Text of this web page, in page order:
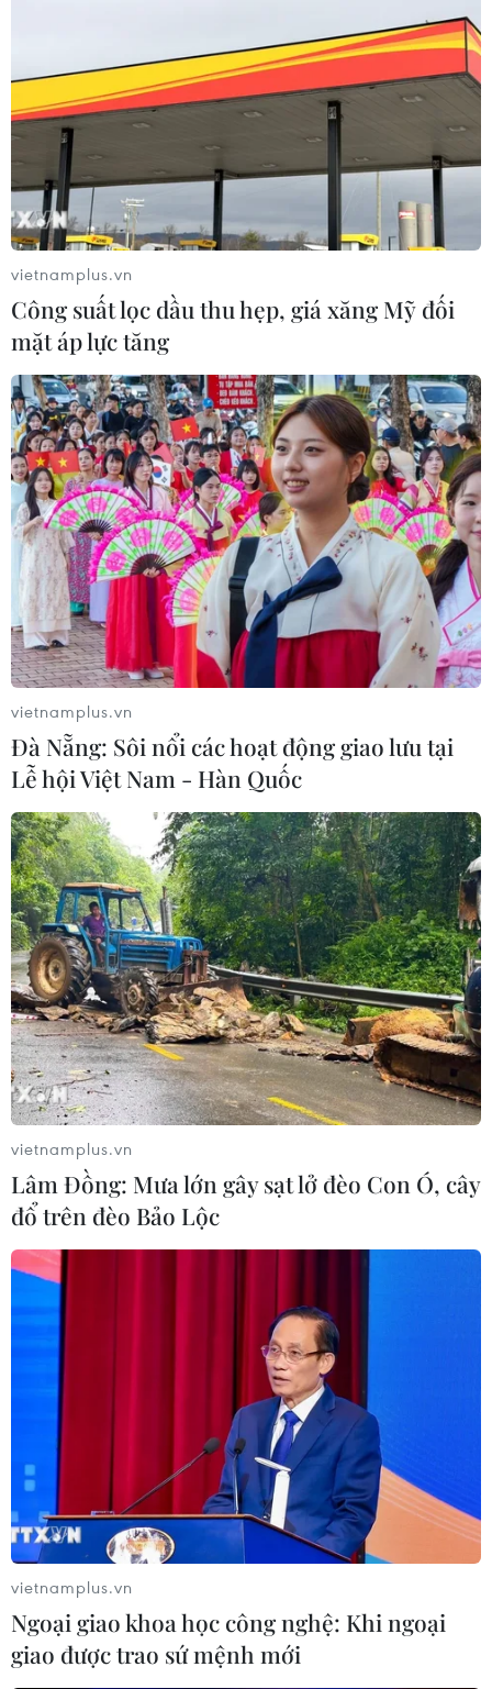
Gazprom tăng hơn 30% lượng khí đốt xuất
khẩu trong quý 1 năm 2021
03/04/2021 02:39
Nguồn cung cấp khí đốt của Nga cho Thổ Nhĩ Kỳ đã
tăng 106,6%, Đức tăng 33,3%, Ba Lan tăng 18,5%,
Serbia tăng 71,3%, Phần Lan tăng 67,3%, Romania tăng
90,4%, Bulgaria tăng 52,4%, Hy Lạp tăng 23,4%.
Mỹ có thể giảm thiểu tác động của dự án
Dòng chảy phương Bắc 2
09/06/2021 04:55
Ngoại trưởng Mỹ Blinken nhấn mạnh chính quyền Tổng
thống Mỹ Joe Biden có thể sẽ áp đặt thêm các biện
pháp trừng phạt nhằm vào những thực thể liên quan
đến dự án Dòng chảy phương Bắc 2.
Ngoại trưởng Nga khẳng định thiện chí
giải quyết bất đồng với Đức
10/06/2021 04:42
Ngoại trưởng Nga Sergey Lavrov tuyên bố nước này
sẵn sàng hợp tác với Đức để vượt qua những thách
thức chung và Berlin cần sẵn sàng để đạt được thỏa
thuận.
vietnamplus.vn
Công suất lọc dầu thu hẹp, giá xăng Mỹ đối
mặt áp lực tăng
vietnamplus.vn
Đà Nẵng: Sôi nổi các hoạt động giao lưu tại
Lễ hội Việt Nam - Hàn Quốc
vietnamplus.vn
Lâm Đồng: Mưa lớn gây sạt lở đèo Con Ó, cây
đổ trên đèo Bảo Lộc
vietnamplus.vn
Ngoại giao khoa học công nghệ: Khi ngoại
giao được trao sứ mệnh mới